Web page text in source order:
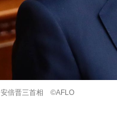
安倍晋三首相 ©︎AFLO